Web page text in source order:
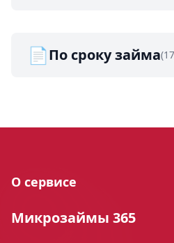
📄По сроку займа
О сервисе
Микрозаймы 365